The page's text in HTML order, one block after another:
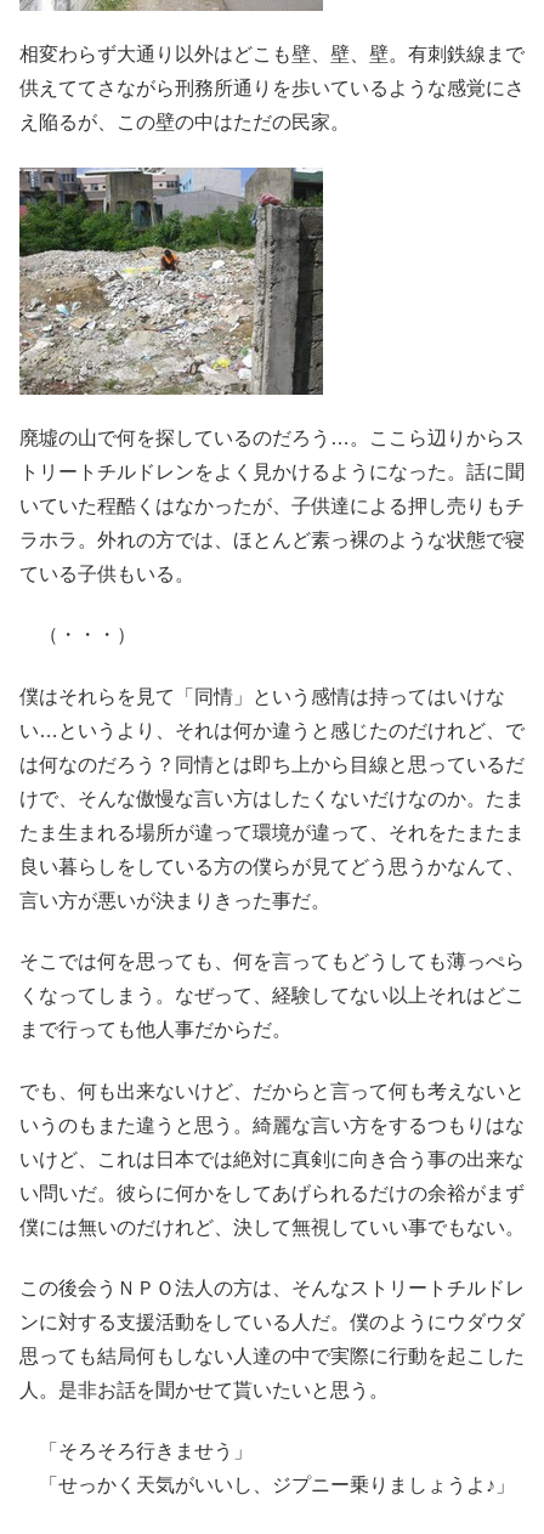
相変わらず大通り以外はどこも壁、壁、壁。有刺鉄線まで
供えててさながら刑務所通りを歩いているような感覚にさ
え陥るが、この壁の中はただの民家。
廃墟の山で何を探しているのだろう…。ここら辺りからス
トリートチルドレンをよく見かけるようになった。話に聞
いていた程酷くはなかったが、子供達による押し売りもチ
ラホラ。外れの方では、ほとんど素っ裸のような状態で寝
ている子供もいる。
（・・・）
僕はそれらを見て「同情」という感情は持ってはいけな
い…というより、それは何か違うと感じたのだけれど、で
は何なのだろう？同情とは即ち上から目線と思っているだ
けで、そんな傲慢な言い方はしたくないだけなのか。たま
たま生まれる場所が違って環境が違って、それをたまたま
良い暮らしをしている方の僕らが見てどう思うかなんて、
言い方が悪いが決まりきった事だ。
そこでは何を思っても、何を言ってもどうしても薄っぺら
くなってしまう。なぜって、経験してない以上それはどこ
まで行っても他人事だからだ。
でも、何も出来ないけど、だからと言って何も考えないと
いうのもまた違うと思う。綺麗な言い方をするつもりはな
いけど、これは日本では絶対に真剣に向き合う事の出来な
い問いだ。彼らに何かをしてあげられるだけの余裕がまず
僕には無いのだけれど、決して無視していい事でもない。
この後会うＮＰＯ法人の方は、そんなストリートチルドレ
ンに対する支援活動をしている人だ。僕のようにウダウダ
思っても結局何もしない人達の中で実際に行動を起こした
人。是非お話を聞かせて貰いたいと思う。
「そろそろ行きませう」
「せっかく天気がいいし、ジプニー乗りましょうよ♪」